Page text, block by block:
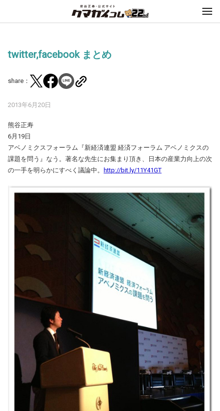
twitter,facebook まとめ
share：
2013年6月20日
熊谷正寿
6月19日
アベノミクスフォーラム『新経済連盟 経済フォーラム アベノミクスの
課題を問う』なう。著名な先生にお集まり頂き、日本の産業力向上の次
の一手を明らかにすべく議論中。
http://bit.ly/11Y41GT